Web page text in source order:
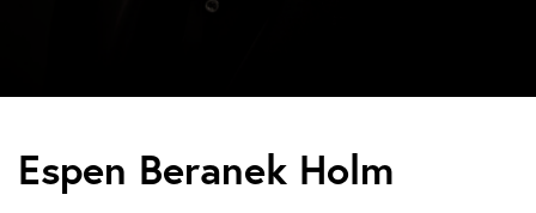
E
Espen Beranek Holm